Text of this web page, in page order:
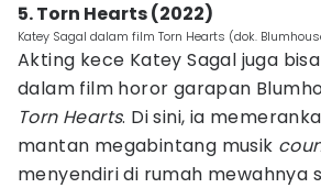
5. Torn Hearts (2022)
Katey Sagal dalam film Torn Hearts (dok.
Akting kece Katey Sagal juga
dalam film horor garapan
Torn Hearts. Di sini, ia
mantan megabintang musik
menyendiri di rumah mewahnya